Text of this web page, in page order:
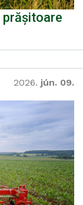
2026. jún. 09.